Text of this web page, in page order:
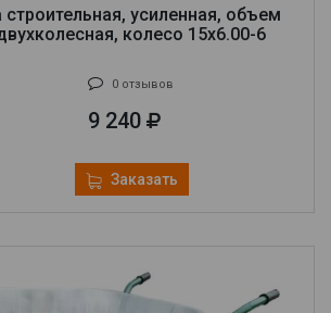
строительная, усиленная, объем
колесо 15х6.00-6
0 отзывов
9 240
Заказать